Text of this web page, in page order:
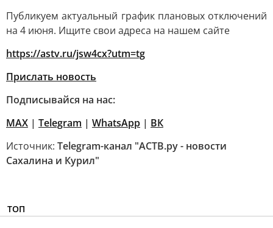
Публикуем актуальный график плановых отключений
на 4 июня. Ищите свои адреса на нашем сайте
https://astv.ru/jsw4cx?utm=tg
Прислать новость
Подписывайся на нас:
MAX | Telegram | WhatsApp | ВК
Источник: Telegram-канал "АСТВ.ру - новости
Сахалина и Курил"
ТОП